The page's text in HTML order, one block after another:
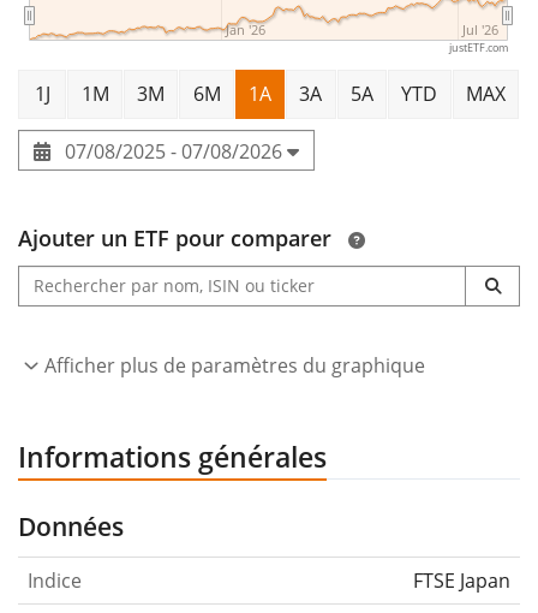
Jan '26 Jul '26
justETF.com
1J 1M 3M 6M 1A 3A 5A YTD MAX
07/08/2025 - 07/08/2026
Ajouter un ETF pour comparer
Afficher plus de paramètres du graphique
Informations générales
Données
Indice FTSE Japan